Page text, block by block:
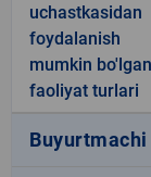
uchastkasidan
foydalanish
mumkin bo'lgan
faoliyat turlari